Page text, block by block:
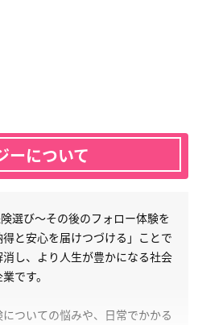
ーについて
選び～その後のフォロー体験を
と安心を届けつづける」ことで
消し、より人生が豊かになる社会
です。
ついての悩みや、日常でかかる